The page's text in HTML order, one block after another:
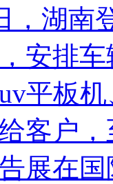
，湖南
安排
平板
客户
展在